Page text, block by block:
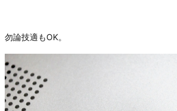
勿論技適もOK。